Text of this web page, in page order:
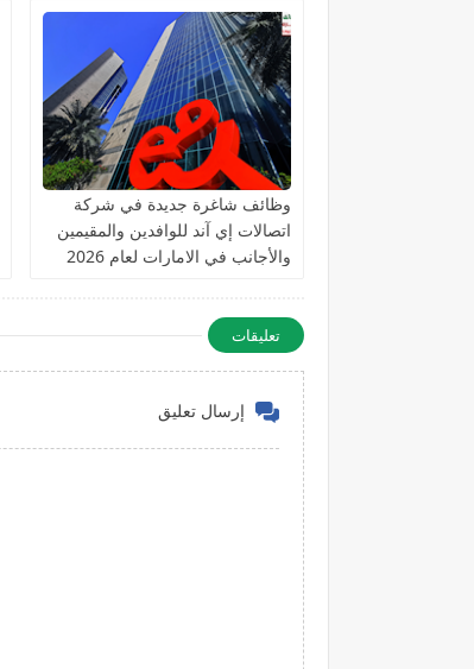
وظائف شاغرة جديدة في شركة
اتصالات إي آند للوافدين والمقيمين
والأجانب في الامارات لعام 2026
تعليقات
إرسال تعليق